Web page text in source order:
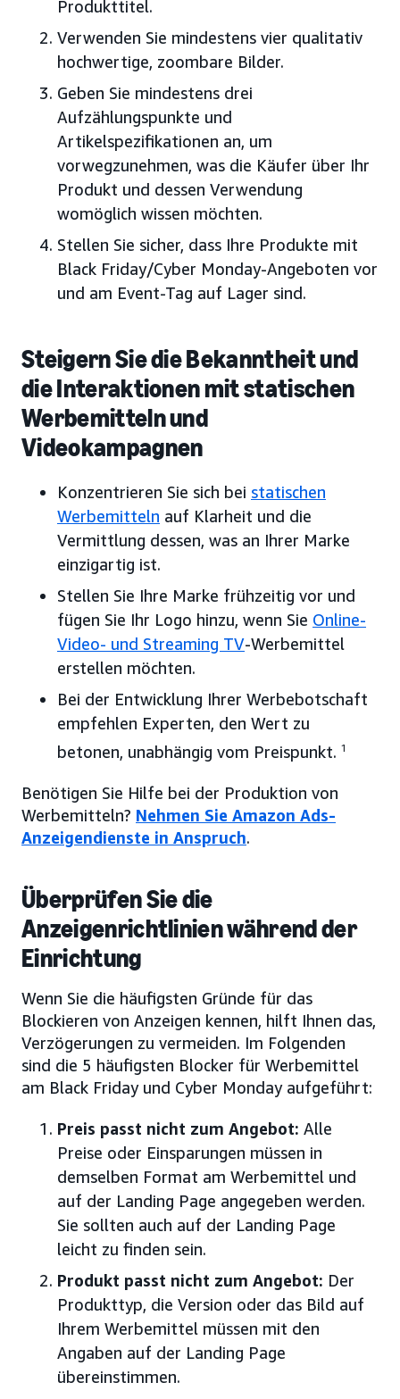
Produkttitel.
Verwenden Sie mindestens vier qualitativ
hochwertige, zoombare Bilder.
Geben Sie mindestens drei
Aufzählungspunkte und
Artikelspezifikationen an, um
vorwegzunehmen, was die Käufer über Ihr
Produkt und dessen Verwendung
womöglich wissen möchten.
Stellen Sie sicher, dass Ihre Produkte mit
Black Friday/Cyber Monday-Angeboten vor
und am Event-Tag auf Lager sind.
Steigern Sie die Bekanntheit und
die Interaktionen mit statischen
Werbemitteln und
Videokampagnen
Konzentrieren Sie sich bei statischen
Werbemitteln auf Klarheit und die
Vermittlung dessen, was an Ihrer Marke
einzigartig ist.
Stellen Sie Ihre Marke frühzeitig vor und
fügen Sie Ihr Logo hinzu, wenn Sie Online-
Video- und Streaming TV-Werbemittel
erstellen möchten.
Bei der Entwicklung Ihrer Werbebotschaft
empfehlen Experten, den Wert zu
betonen, unabhängig vom Preispunkt. 1
Benötigen Sie Hilfe bei der Produktion von
Werbemitteln? Nehmen Sie Amazon Ads-
Anzeigendienste in Anspruch.
Überprüfen Sie die
Anzeigenrichtlinien während der
Einrichtung
Wenn Sie die häufigsten Gründe für das
Blockieren von Anzeigen kennen, hilft Ihnen das,
Verzögerungen zu vermeiden. Im Folgenden
sind die 5 häufigsten Blocker für Werbemittel
am Black Friday und Cyber Monday aufgeführt:
Preis passt nicht zum Angebot: Alle
Preise oder Einsparungen müssen in
demselben Format am Werbemittel und
auf der Landing Page angegeben werden.
Sie sollten auch auf der Landing Page
leicht zu finden sein.
Produkt passt nicht zum Angebot: Der
Produkttyp, die Version oder das Bild auf
Ihrem Werbemittel müssen mit den
Angaben auf der Landing Page
übereinstimmen.